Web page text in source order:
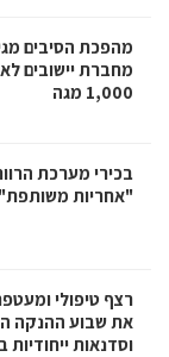
מחברת יישובים
1,000 מגה
בכירי מערכת
"אחריות
רצף טיפולי
את שבוע ההנקה
וסדנאות